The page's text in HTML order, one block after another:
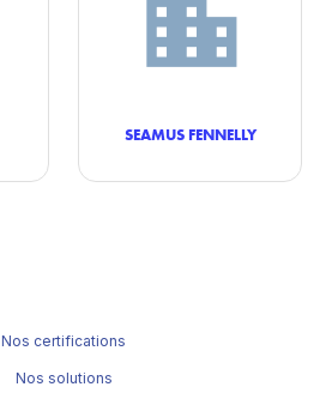
SEAMUS FENNELLY
Nos certifications
Nos solutions